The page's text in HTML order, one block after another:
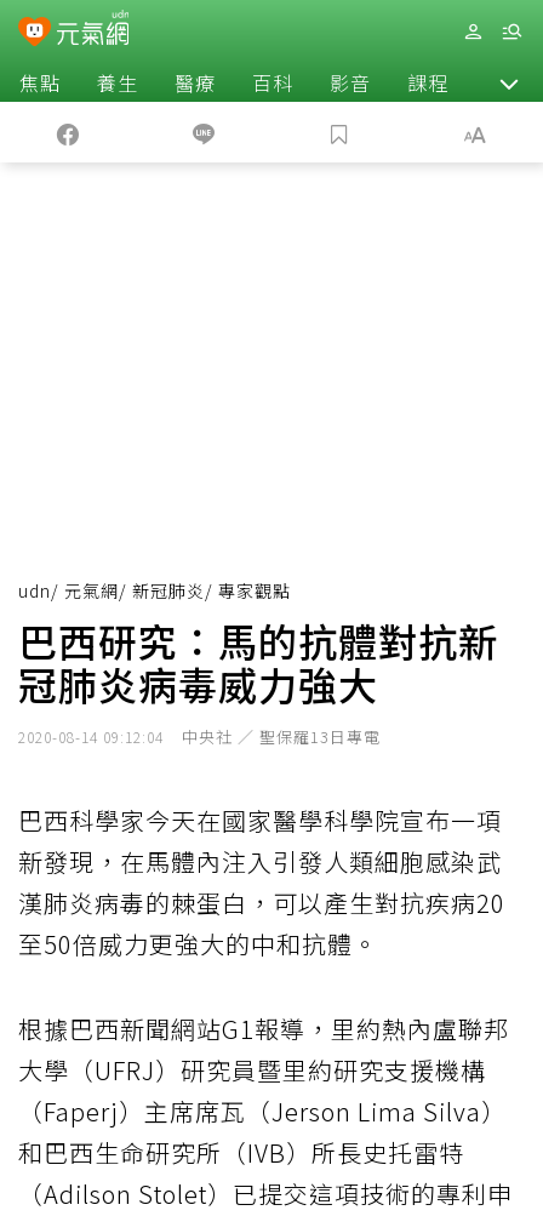
焦點 養生 醫療 百科 影音 課程 退休
udn/ 元氣網/ 新冠肺炎 / 專家觀點
巴西研究：馬的抗體對抗新
冠肺炎病毒威力強大
2020-08-14 09:12:04 中央社 ／ 聖保羅13日專電
巴西科學家今天在國家醫學科學院宣布一項
新發現，在馬體內注入引發人類細胞感染武
漢肺炎病毒的棘蛋白，可以產生對抗疾病20
至50倍威力更強大的中和抗體。
根據巴西新聞網站G1報導，里約熱內盧聯邦
大學（UFRJ）研究員暨里約研究支援機構
（Faperj）主席席瓦（Jerson Lima Silva）
和巴西生命研究所（IVB）所長史托雷特
（Adilson Stolet）已提交這項技術的專利申